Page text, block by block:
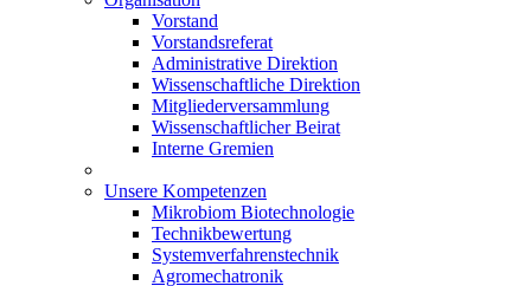
Vorstand
Vorstandsreferat
Administrative Direktion
Wissenschaftliche Direktion
Mitgliederversammlung
Wissenschaftlicher Beirat
Interne Gremien
Unsere Kompetenzen
Mikrobiom Biotechnologie
Technikbewertung
Systemverfahrenstechnik
Agromechatronik